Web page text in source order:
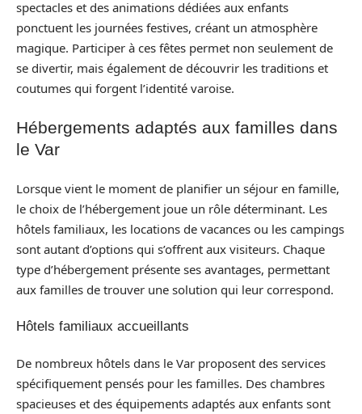
spectacles et des animations dédiées aux enfants
ponctuent les journées festives, créant un atmosphère
magique. Participer à ces fêtes permet non seulement de
se divertir, mais également de découvrir les traditions et
coutumes qui forgent l’identité varoise.
Hébergements adaptés aux familles dans
le Var
Lorsque vient le moment de planifier un séjour en famille,
le choix de l’hébergement joue un rôle déterminant. Les
hôtels familiaux, les locations de vacances ou les campings
sont autant d’options qui s’offrent aux visiteurs. Chaque
type d’hébergement présente ses avantages, permettant
aux familles de trouver une solution qui leur correspond.
Hôtels familiaux accueillants
De nombreux hôtels dans le Var proposent des services
spécifiquement pensés pour les familles. Des chambres
spacieuses et des équipements adaptés aux enfants sont